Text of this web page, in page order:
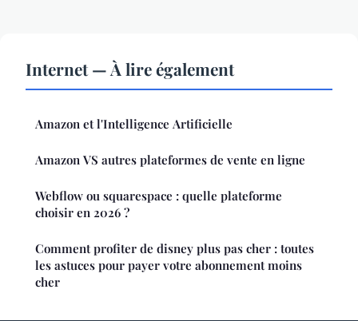
Internet — À lire également
Amazon et l'Intelligence Artificielle
Amazon VS autres plateformes de vente en ligne
Webflow ou squarespace : quelle plateforme
choisir en 2026 ?
Comment profiter de disney plus pas cher : toutes
les astuces pour payer votre abonnement moins
cher